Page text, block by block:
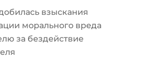
взыскания
морального вреда
за бездействие